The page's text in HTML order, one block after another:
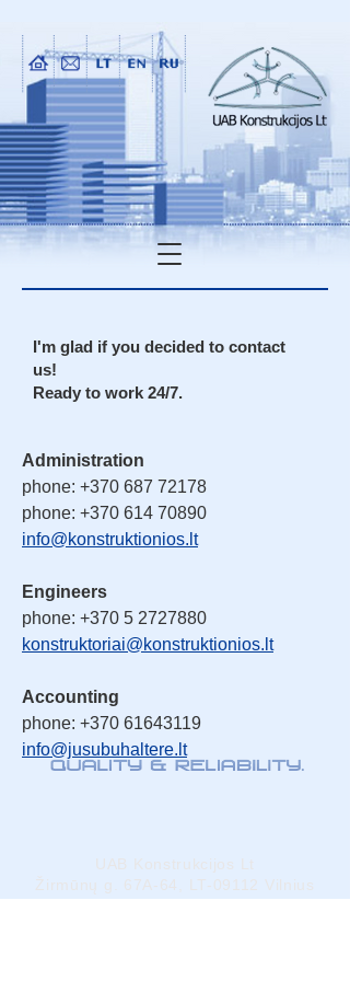
I'm glad if you decided to contact
us!
Ready to work 24/7.
Administration
phone: +370 687 72178
phone: +370 614 70890
info@konstruktionios.lt
Engineers
phone: +370 5 2727880
konstruktoriai@konstruktionios.lt
Accounting
phone: +370 61643119
info@jusubuhaltere.lt
UAB Konstrukcijos Lt
Žirmūnų g. 67A-64, LT-09112 Vilnius